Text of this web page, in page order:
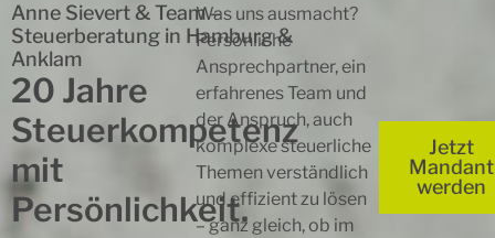
Anne Sievert & Team –
Steuerberatung in Hamburg &
Anklam
20 Jahre
Steuerkompetenz
mit
Persönlichkeit.
Was uns ausmacht?
Persönliche
Ansprechpartner, ein
erfahrenes Team und
der Anspruch, auch
komplexe steuerliche
Themen verständlich
und effizient zu lösen
– ganz gleich, ob im
Jetzt
Mandant
werden